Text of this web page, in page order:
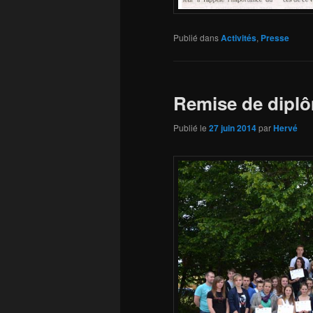
Publié dansActivités, Presse
Remise de
Publié le 27 juin 2014parHervé